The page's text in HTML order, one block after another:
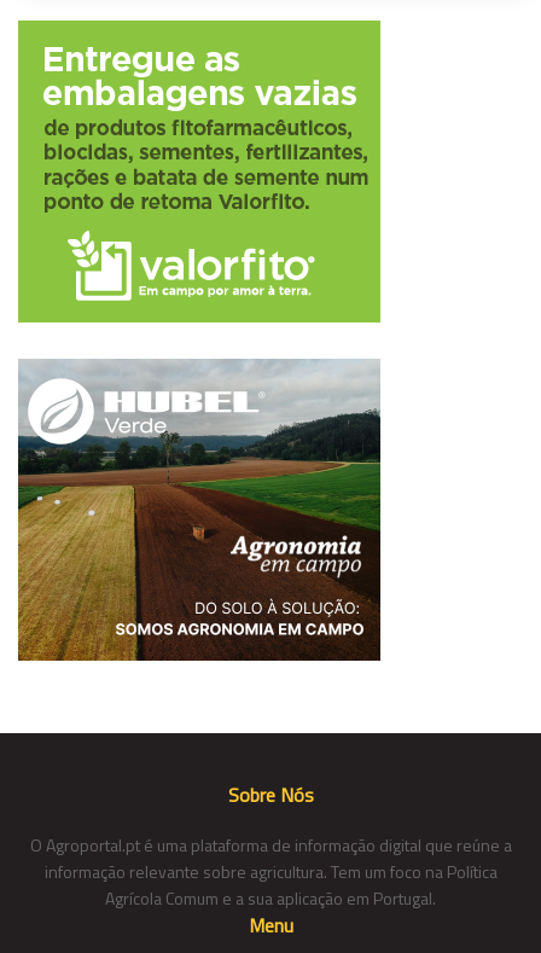
Sobre Nós
O Agroportal.pt é uma plataforma de informação digital que reúne a
informação relevante sobre agricultura. Tem um foco na Política
Agrícola Comum e a sua aplicação em Portugal.
Menu